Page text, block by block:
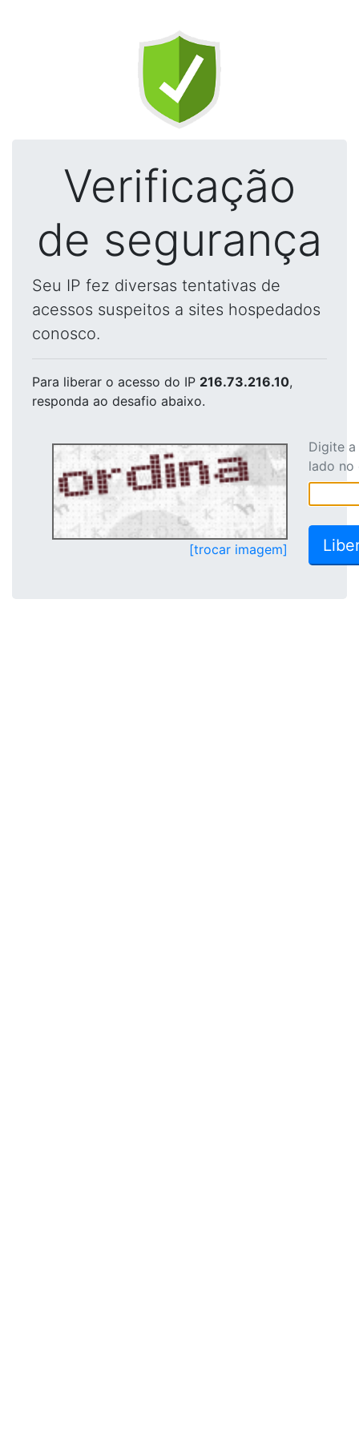
Verificação
de segurança
Seu IP fez diversas tentativas de
acessos suspeitos a sites hospedados
conosco.
Para liberar o acesso do IP 216.73.216.10,
responda ao desafio abaixo.
[trocar imagem]
Digite
lado no